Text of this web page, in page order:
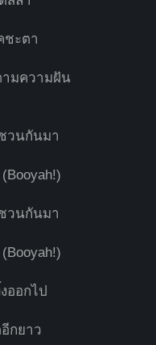
ชะตา
มความฝัน
วนกันมา
วนกันมา
ออกไป
กยาว